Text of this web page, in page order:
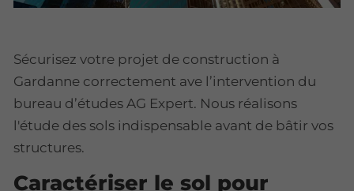
Sécurisez votre projet de construction à
Gardanne correctement ave l’intervention du
bureau d’études AG Expert. Nous réalisons
l'étude des sols indispensable avant de bâtir vos
structures.
Caractériser le sol pour